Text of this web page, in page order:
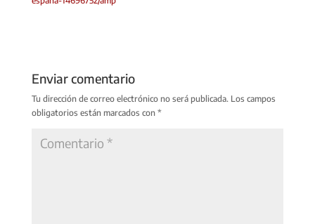
Enviar comentario
Tu dirección de correo electrónico no será publicada. Los campos
obligatorios están marcados con *